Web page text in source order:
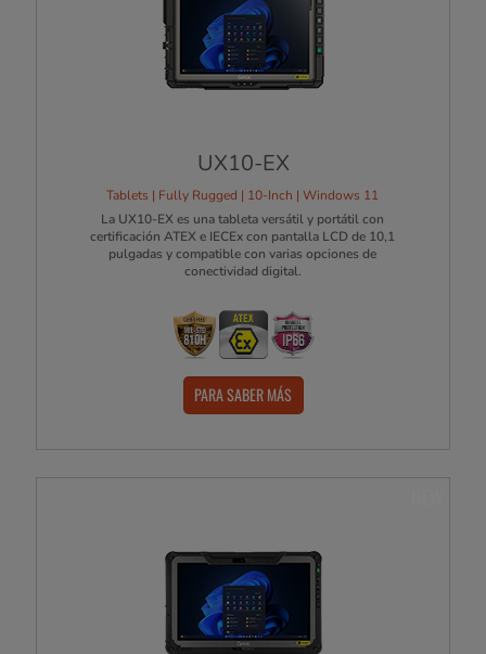
UX10-EX
Tablets | Fully Rugged | 10-Inch | Windows 11
La UX10-EX es una tableta versátil y portátil con
certificación ATEX e IECEx con pantalla LCD de 10,1
pulgadas y compatible con varias opciones de
conectividad digital.
PARA SABER MÁS